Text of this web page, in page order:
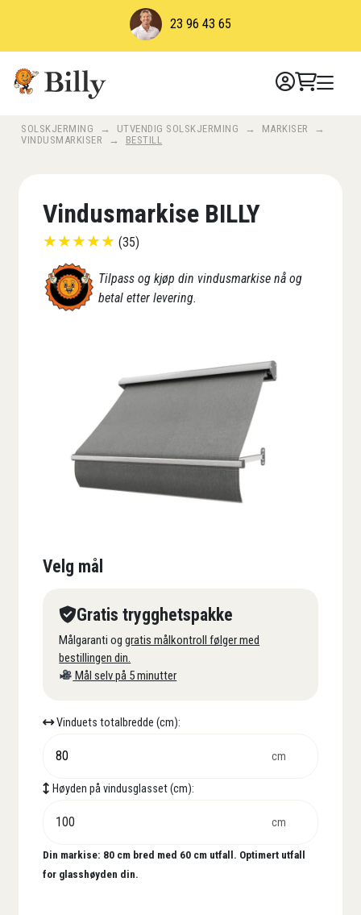
23 96 43 65
SOLSKJERMING → UTVENDIG SOLSKJERMING → MARKISER
→
VINDUSMARKISER
→ BESTILL
Vindusmarkise BILLY
★★★★★ (35)
Tilpass og kjøp din vindusmarkise nå og
betal etter levering.
Velg mål
Gratis trygghetspakke
Målgaranti oggratis målkontroll følger med
bestillingen din.
Mål selv på 5 minutter
Vinduets totalbredde (cm):
cm
Høyden på vindusglasset (cm):
cm
Din markise: 80 cm bred med 60 cm utfall. Optimert utfall
for glasshøyden din.